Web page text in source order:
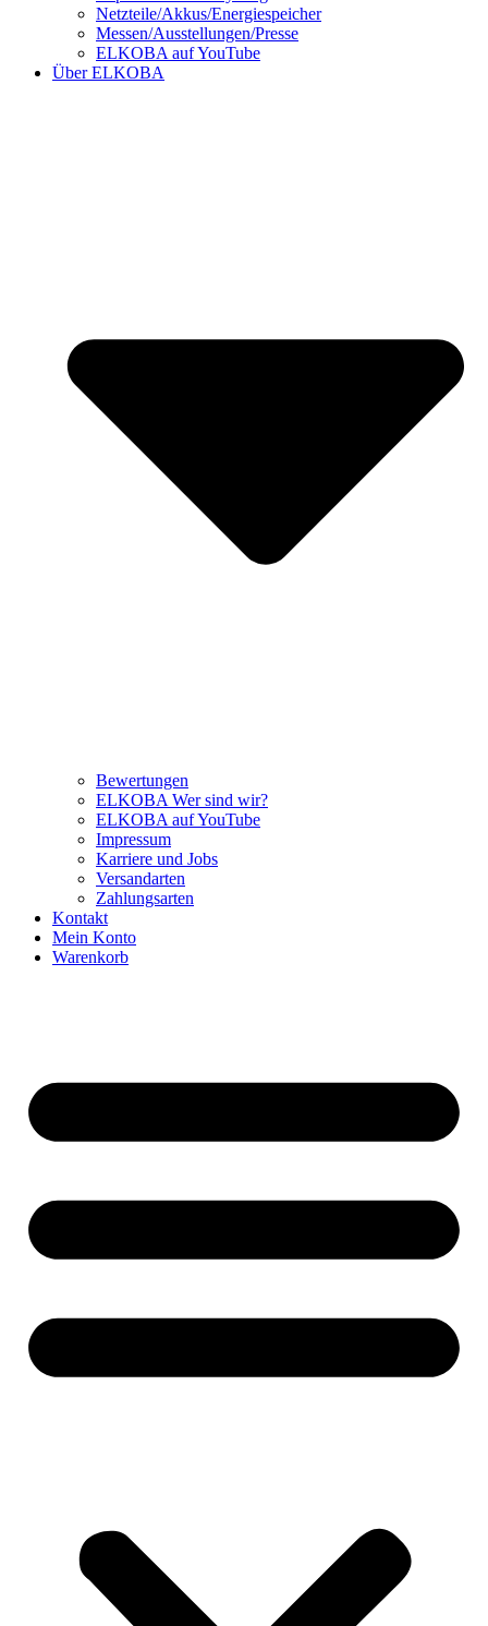
Netzteile/Akkus/Energiespeicher
Messen/Ausstellungen/Presse
ELKOBA auf YouTube
Über ELKOBA
Bewertungen
ELKOBA Wer sind wir?
ELKOBA auf YouTube
Impressum
Karriere und Jobs
Versandarten
Zahlungsarten
Kontakt
Mein Konto
Warenkorb